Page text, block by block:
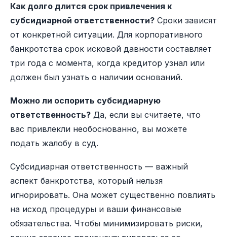
Как долго длится срок привлечения к
субсидиарной ответственности? Сроки зависят
от конкретной ситуации. Для корпоративного
банкротства срок исковой давности составляет
три года с момента, когда кредитор узнал или
должен был узнать о наличии оснований.
Можно ли оспорить субсидиарную
ответственность? Да, если вы считаете, что
вас привлекли необоснованно, вы можете
подать жалобу в суд.
Субсидиарная ответственность — важный
аспект банкротства, который нельзя
игнорировать. Она может существенно повлиять
на исход процедуры и ваши финансовые
обязательства. Чтобы минимизировать риски,